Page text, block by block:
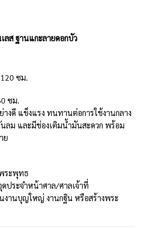
ลส ฐานแกะลายดอกบัว
ซม.
ซม.
งดี แข็งแรง ทนทานต่อการใช้งานกลาง
ลม และมีช่องเติมน้ำมันสะดวก พร้อม
ย
ระพุทธ
ประจำหน้าศาล/ศาลเจ้าที่
งานบุญใหญ่ งานกฐิน หรือสร้างพระ